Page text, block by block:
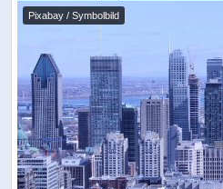
Pixabay / Symbolbild